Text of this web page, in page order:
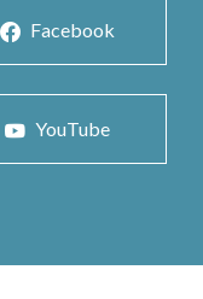
Facebook
YouTube